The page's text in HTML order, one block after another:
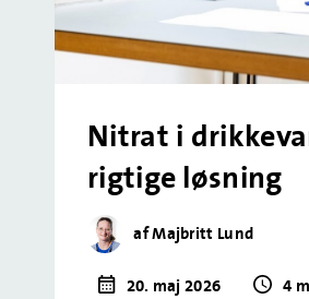
Nitrat i
rigtige løsning
af Majbritt Lund
20. maj 2026 4